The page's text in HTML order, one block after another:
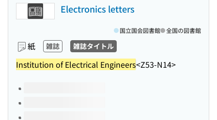
Electronics letters
紙 雑誌 雑誌タイトル
Institution of Electrical Engineers<Z53-N14>
国立国会図書館 全国の図書館
このタイトルの巻号